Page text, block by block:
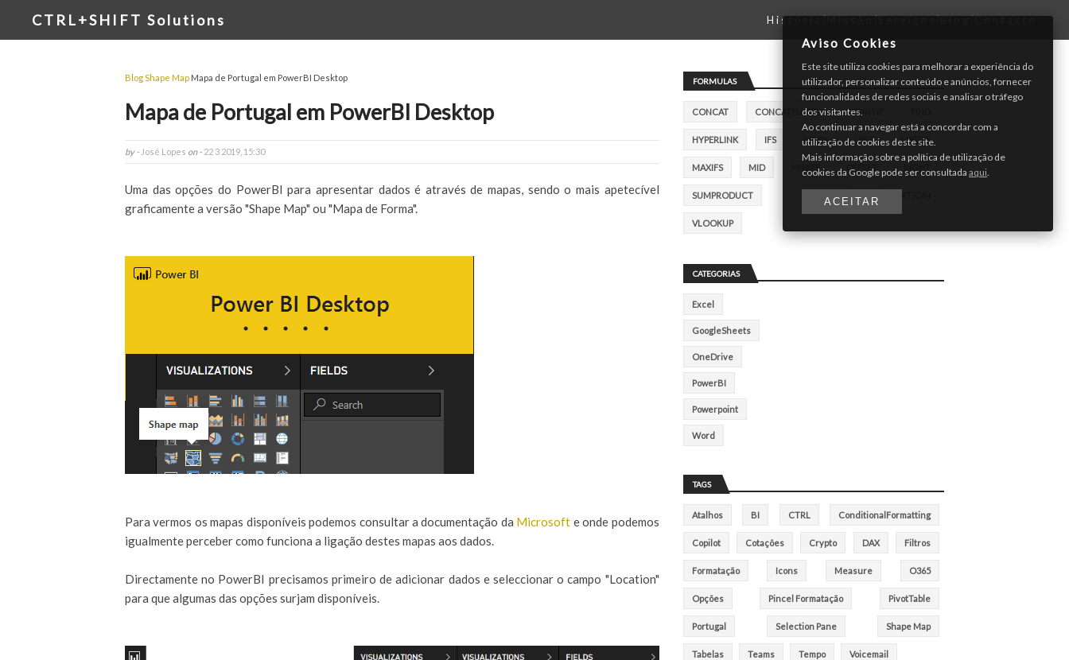
CTRL+SHIFT Solutions História|Missão|Serviços|Blog|Contacto
BlogShape Map Mapa de Portugal em PowerBI Desktop
Mapa de Portugal em PowerBI Desktop
by - José Lopes on - 22 3 2019, 15:30
Uma das opções do PowerBI para apresentar dados é através de mapas, sendo o mais apetecível
graficamente a versão "Shape Map" ou "Mapa de Forma".
Para vermos os mapas disponíveis podemos consultar a documentação da Microsoft e onde podemos
igualmente perceber como funciona a ligação destes mapas aos dados.
Directamente no PowerBI precisamos primeiro de adicionar dados e seleccionar o campo "Location"
para que algumas das opções surjam disponíveis.
FORMULAS
CONCAT CONCATENATE COUNTIF
HYPERLINK IFS INDEX LEFT MATCH
MAXIFS MID MINIFS OFFSET
SUMPRODUCT SWITCH
VLOOKUP
CATEGORIAS
Excel
GoogleSheets
OneDrive
PowerBI
Powerpoint
Word
TAGS
Atalhos BI CTRL ConditionalFormatting
Copilot Cotações Crypto DAX Filtros
Formatação Icons Measure O365
Opções Pincel Formatação PivotTable
Portugal Selection Pane Shape Map
Tabelas Teams Tempo Voicemail
Aviso Cookies
Este site utiliza cookies para melhorar a experiência do
utilizador, personalizar conteúdo e anúncios, fornecer
funcionalidades de redes sociais e analisar o tráfego
dos visitantes.
Ao continuar a navegar está a concordar com a
utilização de cookies deste site.
Mais informação sobre a política de utilização de
cookies da Google pode ser consultada aqui.
ACEITAR